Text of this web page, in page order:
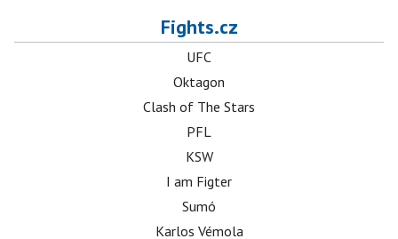
Fights.cz
UFC
Oktagon
Clash of The Stars
PFL
KSW
I am Figter
Sumó
Karlos Vémola